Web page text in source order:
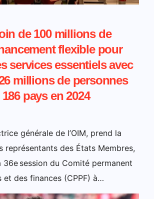
de 100 millions de
flexible pour
services essentiels avec
millions de personnes
pays en 2024
générale de l’OIM, prend la
représentants des États Membres,
session du Comité permanent
et des finances (CPPF) à…